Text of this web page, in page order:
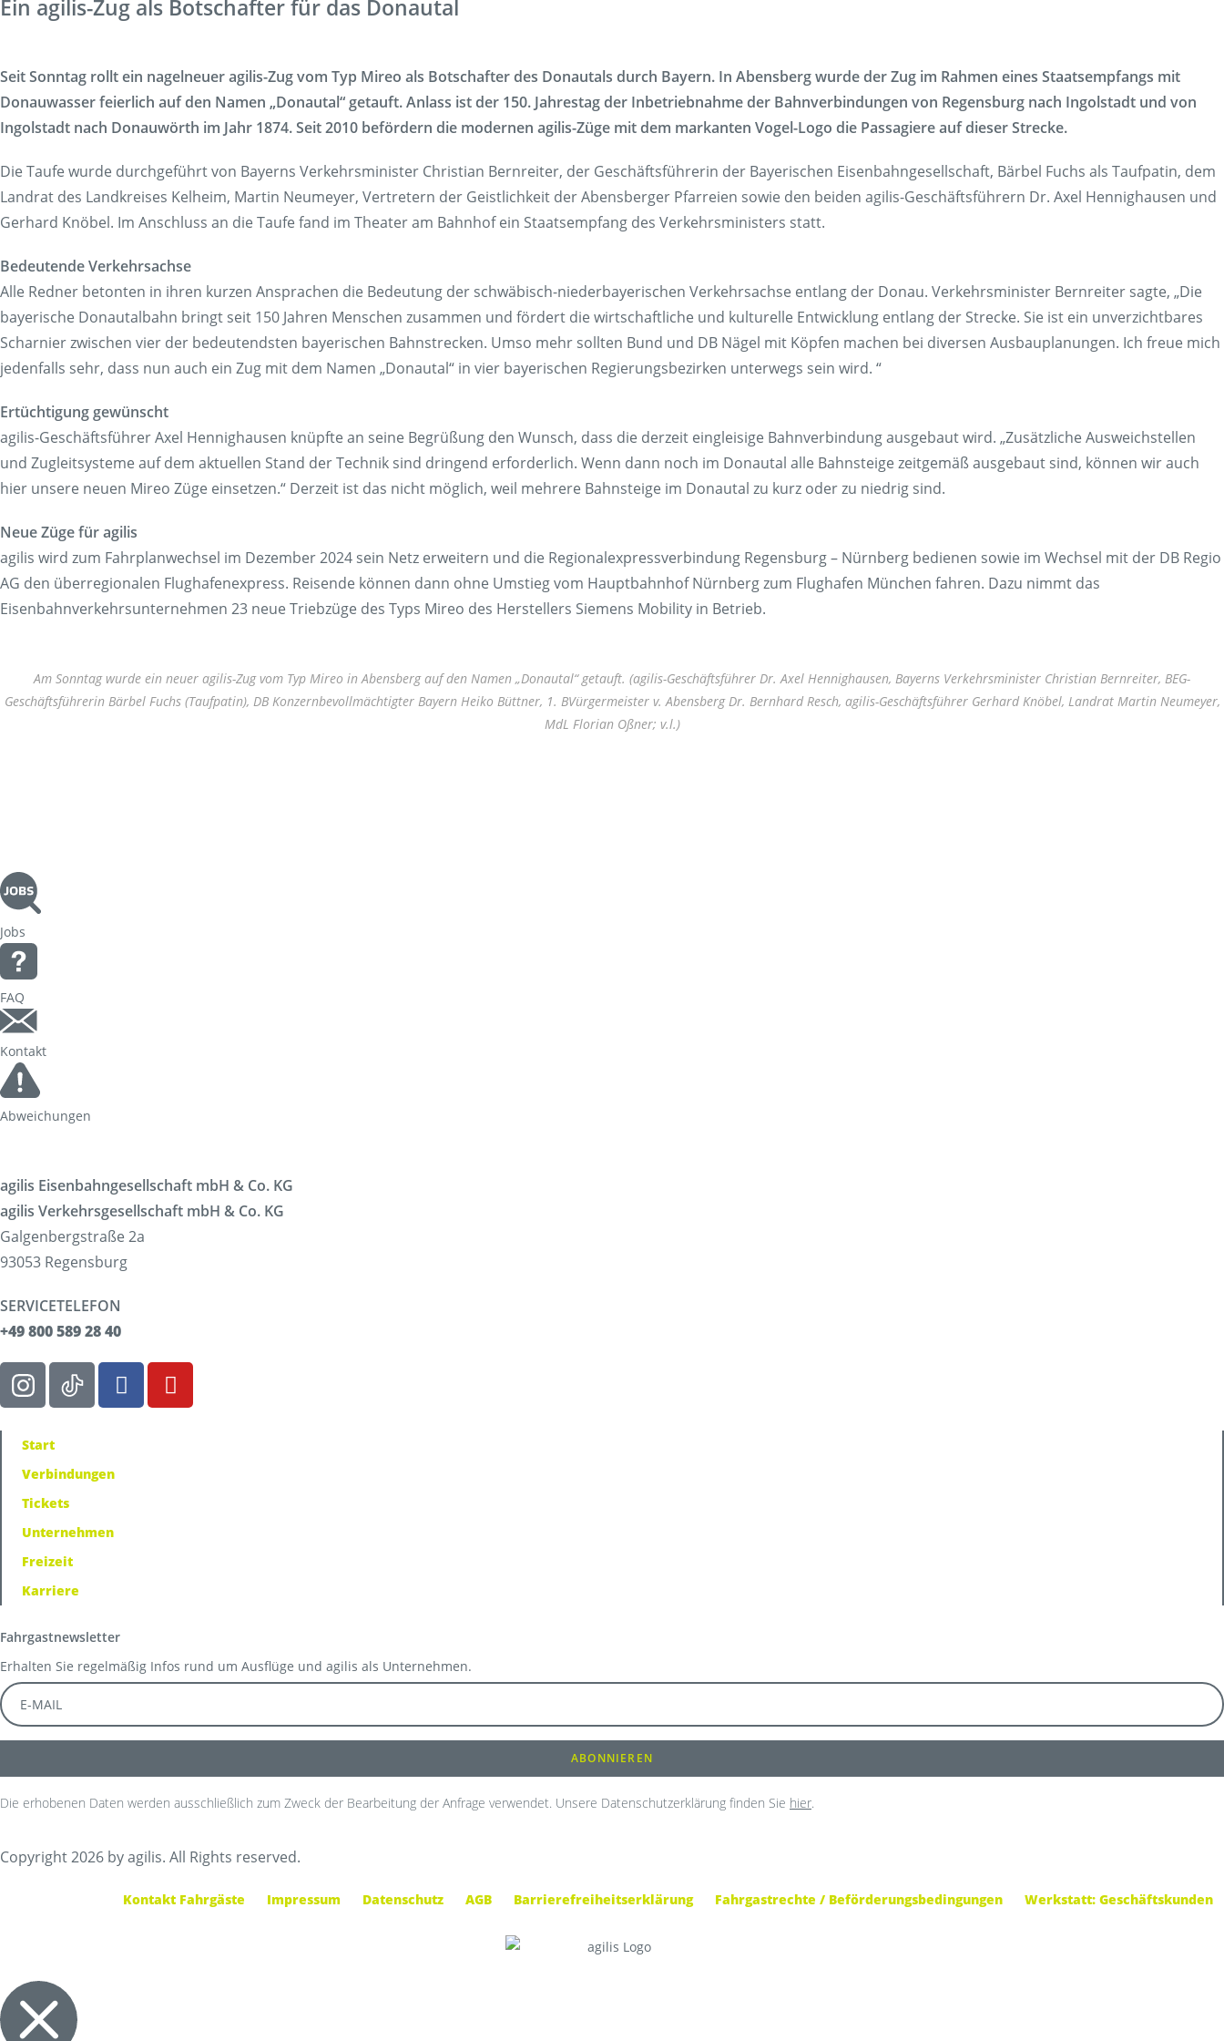
Korridorsanierung
FAQ
Kontakt Fahrgäste
Ein agilis-Zug als Botschafter für das Donautal
Seit Sonntag rollt ein nagelneuer agilis-Zug vom Typ Mireo als Botschafter des Donautals durch Bayern. In Abensberg wurde der Zug im Rahmen eines Staatsempfangs mit
Donauwasser feierlich auf den Namen „Donautal“ getauft. Anlass ist der 150. Jahrestag der Inbetriebnahme der Bahnverbindungen von Regensburg nach Ingolstadt und von
Ingolstadt nach Donauwörth im Jahr 1874. Seit 2010 befördern die modernen agilis-Züge mit dem markanten Vogel-Logo die Passagiere auf dieser Strecke.
Die Taufe wurde durchgeführt von Bayerns Verkehrsminister Christian Bernreiter, der Geschäftsführerin der Bayerischen Eisenbahngesellschaft, Bärbel Fuchs als Taufpatin, dem
Landrat des Landkreises Kelheim, Martin Neumeyer, Vertretern der Geistlichkeit der Abensberger Pfarreien sowie den beiden agilis-Geschäftsführern Dr. Axel Hennighausen und
Gerhard Knöbel. Im Anschluss an die Taufe fand im Theater am Bahnhof ein Staatsempfang des Verkehrsministers statt.
Bedeutende Verkehrsachse
Alle Redner betonten in ihren kurzen Ansprachen die Bedeutung der schwäbisch-niederbayerischen Verkehrsachse entlang der Donau. Verkehrsminister Bernreiter sagte, „Die
bayerische Donautalbahn bringt seit 150 Jahren Menschen zusammen und fördert die wirtschaftliche und kulturelle Entwicklung entlang der Strecke. Sie ist ein unverzichtbares
Scharnier zwischen vier der bedeutendsten bayerischen Bahnstrecken. Umso mehr sollten Bund und DB Nägel mit Köpfen machen bei diversen Ausbauplanungen. Ich freue mich
jedenfalls sehr, dass nun auch ein Zug mit dem Namen „Donautal“ in vier bayerischen Regierungsbezirken unterwegs sein wird. “
Ertüchtigung gewünscht
agilis-Geschäftsführer Axel Hennighausen knüpfte an seine Begrüßung den Wunsch, dass die derzeit eingleisige Bahnverbindung ausgebaut wird. „Zusätzliche Ausweichstellen
und Zugleitsysteme auf dem aktuellen Stand der Technik sind dringend erforderlich. Wenn dann noch im Donautal alle Bahnsteige zeitgemäß ausgebaut sind, können wir auch
hier unsere neuen Mireo Züge einsetzen.“ Derzeit ist das nicht möglich, weil mehrere Bahnsteige im Donautal zu kurz oder zu niedrig sind.
Neue Züge für agilis
agilis wird zum Fahrplanwechsel im Dezember 2024 sein Netz erweitern und die Regionalexpressverbindung Regensburg – Nürnberg bedienen sowie im Wechsel mit der DB Regio
AG den überregionalen Flughafenexpress. Reisende können dann ohne Umstieg vom Hauptbahnhof Nürnberg zum Flughafen München fahren. Dazu nimmt das
Eisenbahnverkehrsunternehmen 23 neue Triebzüge des Typs Mireo des Herstellers Siemens Mobility in Betrieb.
Am Sonntag wurde ein neuer agilis-Zug vom Typ Mireo in Abensberg auf den Namen „Donautal“ getauft. (agilis-Geschäftsführer Dr. Axel Hennighausen, Bayerns Verkehrsminister Christian Bernreiter, BEG-
Geschäftsführerin Bärbel Fuchs (Taufpatin), DB Konzernbevollmächtigter Bayern Heiko Büttner, 1. BVürgermeister v. Abensberg Dr. Bernhard Resch, agilis-Geschäftsführer Gerhard Knöbel, Landrat Martin Neumeyer,
MdL Florian Oßner; v.l.)
Jobs
FAQ
Kontakt
Abweichungen
agilis Eisenbahngesellschaft mbH & Co. KG
agilis Verkehrsgesellschaft mbH & Co. KG
Galgenbergstraße 2a
93053 Regensburg
SERVICETELEFON
+49 800 589 28 40
Start
Verbindungen
Tickets
Unternehmen
Freizeit
Karriere
Fahrgastnewsletter
Erhalten Sie regelmäßig Infos rund um Ausflüge und agilis als Unternehmen.
Die erhobenen Daten werden ausschließlich zum Zweck der Bearbeitung der Anfrage verwendet. Unsere Datenschutzerklärung finden Sie hier.
Copyright 2026 by agilis. All Rights reserved.
Kontakt Fahrgäste Impressum Datenschutz AGB Barrierefreiheitserklärung Fahrgastrechte / Beförderungsbedingungen Werkstatt: Geschäftskunden